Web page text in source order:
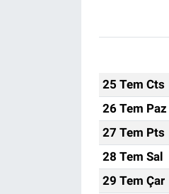
25 Tem Cts
26 Tem Paz
27 Tem Pts
28 Tem Sal
29 Tem Çar